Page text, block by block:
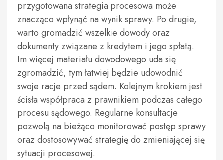
przygotowana strategia procesowa może
znacząco wpłynąć na wynik sprawy. Po drugie,
warto gromadzić wszelkie dowody oraz
dokumenty związane z kredytem i jego spłatą.
Im więcej materiału dowodowego uda się
zgromadzić, tym łatwiej będzie udowodnić
swoje racje przed sądem. Kolejnym krokiem jest
ścisła współpraca z prawnikiem podczas całego
procesu sądowego. Regularne konsultacje
pozwolą na bieżąco monitorować postęp sprawy
oraz dostosowywać strategię do zmieniającej się
sytuacji procesowej.